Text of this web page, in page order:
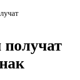
получат